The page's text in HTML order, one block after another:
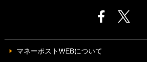
マネーポストWEBについて